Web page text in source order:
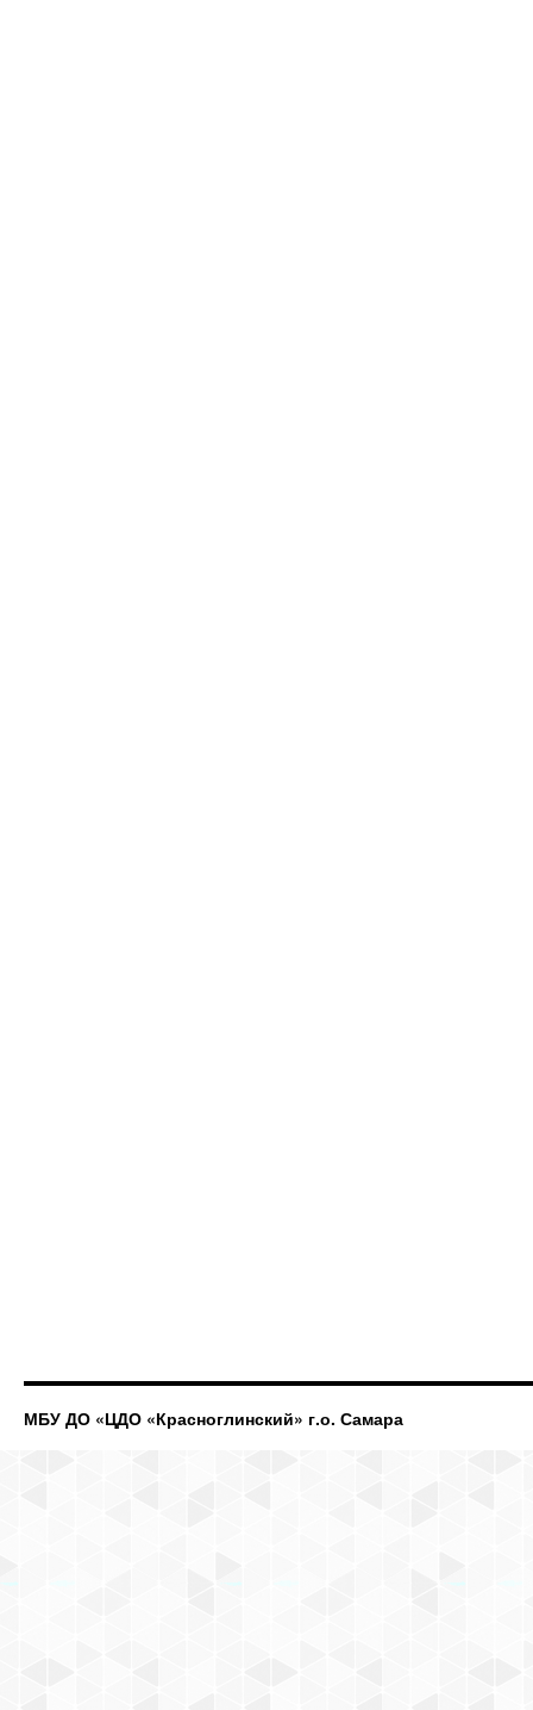
МБУ ДО «ЦДО «Красноглинский» г.о. Самара